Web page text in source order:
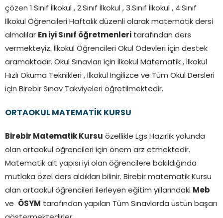
çözen 1.Sınıf İlkokul , 2.Sınıf İlkokul , 3.Sınıf İlkokul , 4.Sınıf
İlkokul Öğrencileri Haftalık düzenli olarak matematik dersi
almalılar En iyi Sınıf öğretmenleri tarafından ders
vermekteyiz. İlkokul Öğrencileri Okul Ödevleri için destek
aramaktadır. Okul Sınavları için İlkokul Matematik , İlkokul
Hızlı Okuma Teknikleri , İlkokul İngilizce ve Tüm Okul Dersleri
için Birebir Sınav Takviyeleri öğretilmektedir.
ORTAOKUL MATEMATİK KURSU
Birebir Matematik Kursu özellikle Lgs Hazırlık yolunda
olan ortaokul öğrencileri için önem arz etmektedir.
Matematik alt yapısı iyi olan öğrencilere bakıldığında
mutlaka özel ders aldıkları bilinir. Birebir matematik Kursu
alan ortaokul öğrencileri ilerleyen eğitim yıllarındaki Meb
ve ÖSYM tarafından yapılan Tüm Sınavlarda üstün başarı